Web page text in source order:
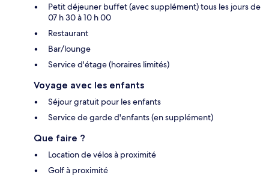
Petit déjeuner buffet (avec supplément) tous les jours de
07 h 30 à 10 h 00
Restaurant
Bar/lounge
Service d'étage (horaires limités)
Voyage avec les enfants
Séjour gratuit pour les enfants
Service de garde d'enfants (en supplément)
Que faire ?
Location de vélos à proximité
Golf à proximité